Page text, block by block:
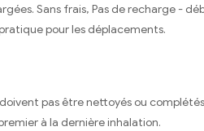
Sans frais, Pas de recharge -
pour les déplacements.
pas être nettoyés ou
à la dernière inhalation.